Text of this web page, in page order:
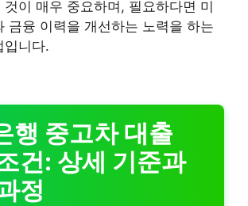
것이 매우 중요하며, 필요하다면 미
금융 이력을 개선하는 노력을 하는
입니다.
행 중고차 대출
건: 상세 기준과
정